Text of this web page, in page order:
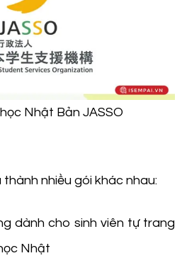
Nhật Bản JASSO
nhiều gói khác nhau:
dành cho sinh viên tự trang
Nhật